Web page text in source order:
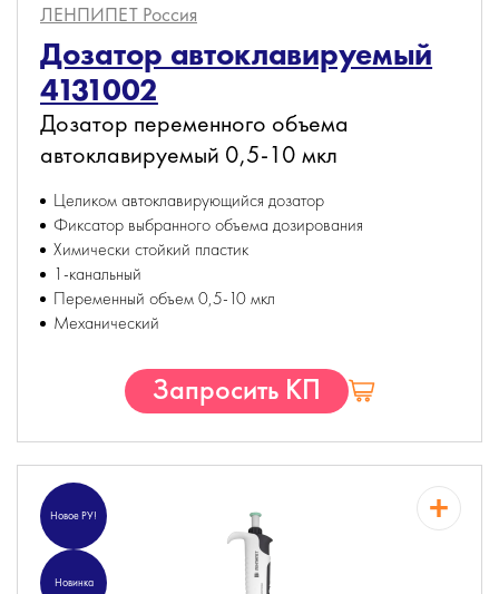
ЛЕНПИПЕТ Россия
Дозатор автоклавируемый
4131002
Дозатор переменного объема
автоклавируемый 0,5-10 мкл
Целиком автоклавирующийся дозатор
Фиксатор выбранного объема дозирования
Химически стойкий пластик
1-канальный
Переменный объем 0,5-10 мкл
Механический
Запросить КП
Новое РУ!
Новинка